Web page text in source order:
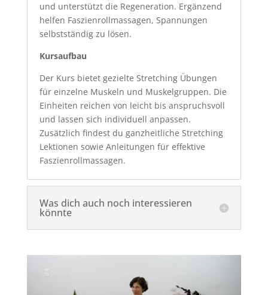
und unterstützt die Regeneration. Ergänzend
helfen Faszienrollmassagen, Spannungen
selbstständig zu lösen.
Kursaufbau
Der Kurs bietet gezielte Stretching Übungen
für einzelne Muskeln und Muskelgruppen. Die
Einheiten reichen von leicht bis anspruchsvoll
und lassen sich individuell anpassen.
Zusätzlich findest du ganzheitliche Stretching
Lektionen sowie Anleitungen für effektive
Faszienrollmassagen.
Was dich auch noch interessieren
könnte